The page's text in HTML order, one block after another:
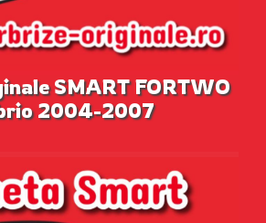
SMART FORTWO
2004-2007